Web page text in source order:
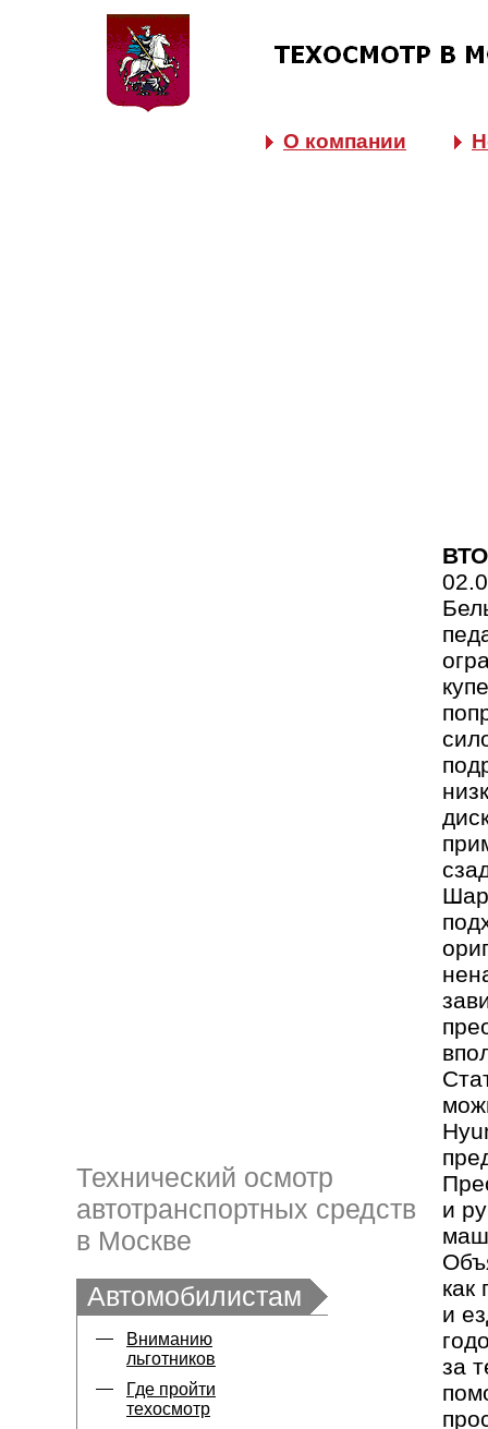
О компании
Технический осмотр
автотранспортных средств
в Москве
Автомобилистам
Вниманию
льготников
Где пройти
техосмотр
и
как
и
за